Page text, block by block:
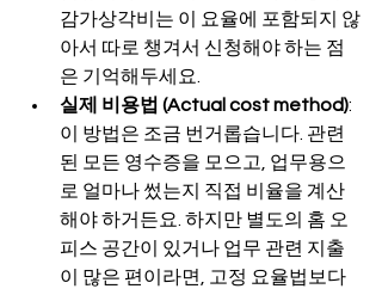
감가상각비는 이 요율에 포함되지 않
아서 따로 챙겨서 신청해야 하는 점
은 기억해두세요.
실제 비용법 (Actual cost method):
이 방법은 조금 번거롭습니다. 관련
된 모든 영수증을 모으고, 업무용으
로 얼마나 썼는지 직접 비율을 계산
해야 하거든요. 하지만 별도의 홈 오
피스 공간이 있거나 업무 관련 지출
이 많은 편이라면, 고정 요율법보다